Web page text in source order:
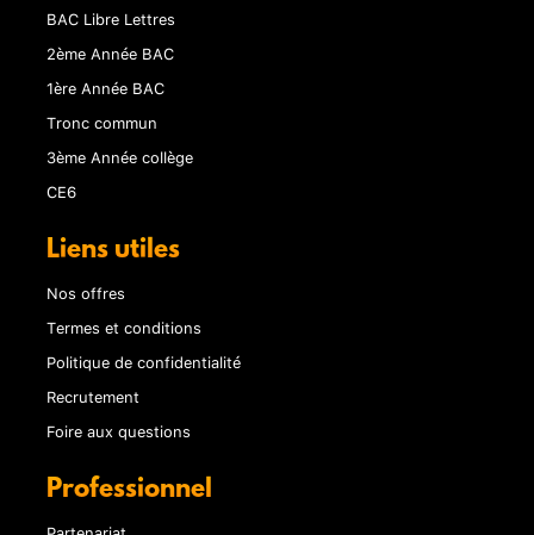
BAC Libre Lettres
2ème Année BAC
1ère Année BAC
Tronc commun
3ème Année collège
CE6
Liens utiles
Nos offres
Termes et conditions
Politique de confidentialité
Recrutement
Foire aux questions
Professionnel